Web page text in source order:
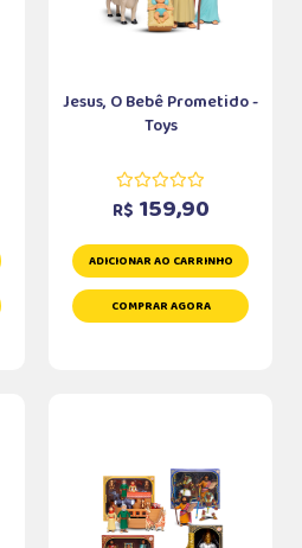
Jesus, O Bebê Prometido -
Toys
R$ 159,90
ADICIONAR AO CARRINHO
COMPRAR AGORA